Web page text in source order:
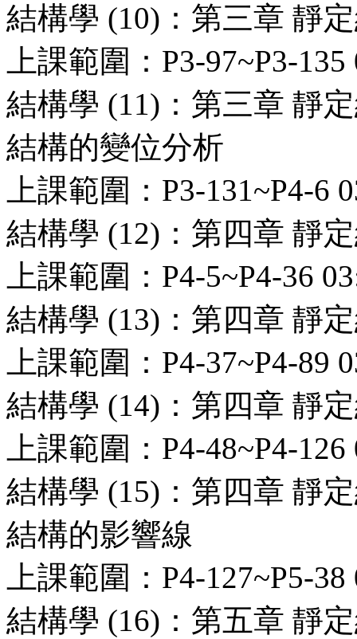
結構學 (10)：第三章 靜
上課範圍：P3-97~P3-
結構學 (11)：第三章 靜
結構的變位分析
上課範圍：P3-131~P4-6
結構學 (12)：第四章 靜
上課範圍：P4-5~P4-36
結構學 (13)：第四章 靜
上課範圍：P4-37~P4-89
結構學 (14)：第四章 靜
上課範圍：P4-48~P4-
結構學 (15)：第四章 靜
結構的影響線
上課範圍：P4-127~P5-
結構學 (16)：第五章 靜